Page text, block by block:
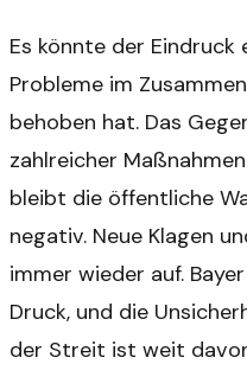
Es könnte der Eindruck
Probleme im
behoben hat. Das
zahlreicher
bleibt die öffentliche
negativ. Neue Klagen
immer wieder auf.
Druck, und die
der Streit ist weit